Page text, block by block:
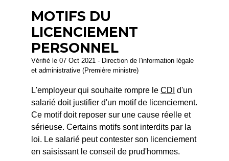
MOTIFS DU
LICENCIEMENT
PERSONNEL
Vérifié le 07 Oct 2021 - Direction de l'information légale
et administrative (Première ministre)
L'employeur qui souhaite rompre leCDI d'un
salarié doit justifier d'un motif de licenciement.
Ce motif doit reposer sur une cause réelle et
sérieuse. Certains motifs sont interdits par la
loi. Le salarié peut contester son licenciement
en saisissant le conseil de prud'hommes.